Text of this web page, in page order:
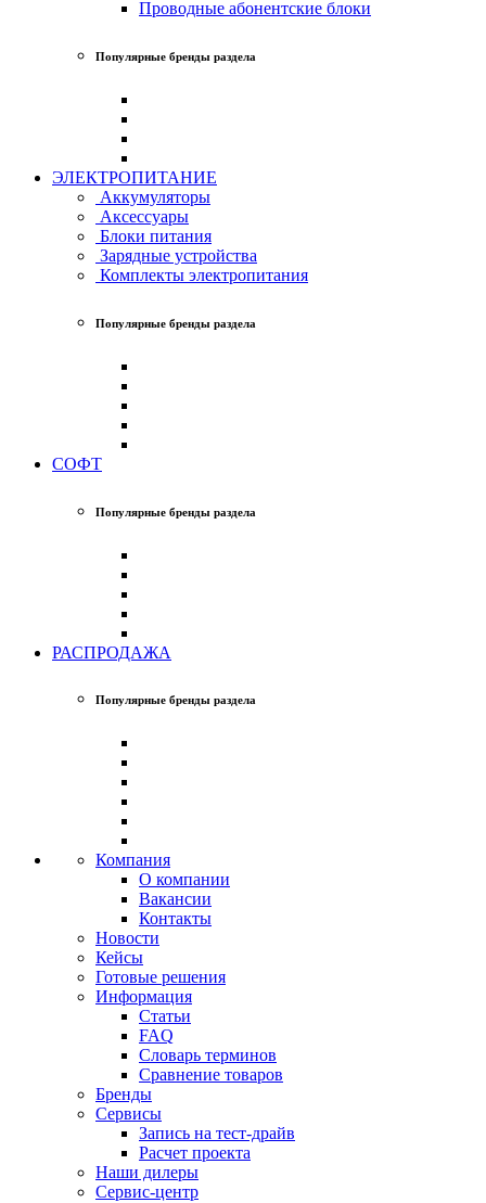
Проводные абонентские блоки
Популярные бренды раздела
ЭЛЕКТРОПИТАНИЕ
Аккумуляторы
Аксессуары
Блоки питания
Зарядные устройства
Комплекты электропитания
Популярные бренды раздела
СОФТ
Популярные бренды раздела
РАСПРОДАЖА
Популярные бренды раздела
Компания
О компании
Вакансии
Контакты
Новости
Кейсы
Готовые решения
Информация
Статьи
FAQ
Словарь терминов
Сравнение товаров
Бренды
Сервисы
Запись на тест-драйв
Расчет проекта
Наши дилеры
Сервис-центр